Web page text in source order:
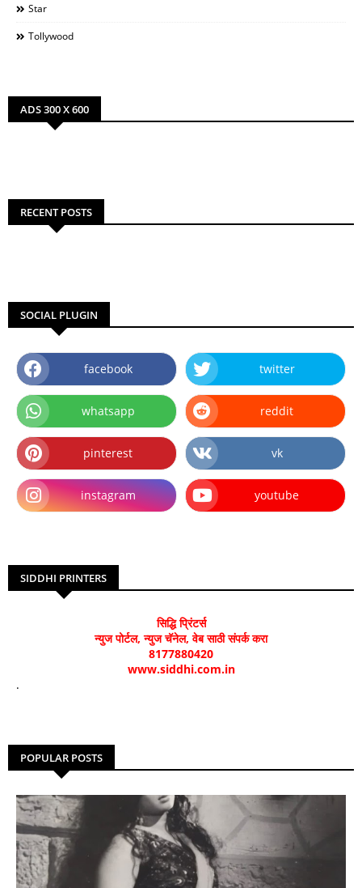
Star
Tollywood
ADS 300 X 600
RECENT POSTS
SOCIAL PLUGIN
facebook twitter
whatsapp reddit
pinterest vk
instagram youtube
SIDDHI PRINTERS
सिद्धि प्रिंटर्स
न्युज पोर्टल, न्युज चॅनेल, वेब साठी संपर्क करा
8177880420
www.siddhi.com.in
.
POPULAR POSTS